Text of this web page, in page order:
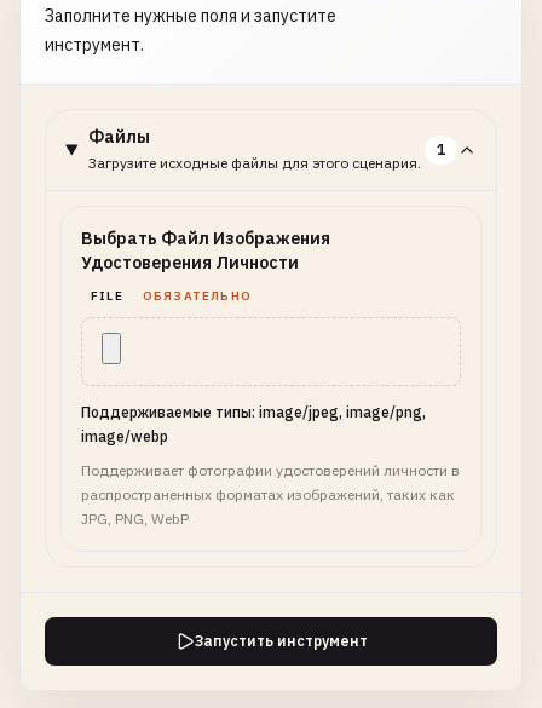
Заполните нужные поля и запустите
инструмент.
Файлы
Загрузите исходные файлы для этого сценария.
1
Выбрать Файл Изображения
Удостоверения Личности
FILE ОБЯЗАТЕЛЬНО
Поддерживаемые типы: image/jpeg, image/png,
image/webp
Поддерживает фотографии удостоверений личности в
распространенных форматах изображений, таких как
JPG, PNG, WebP
Запустить инструмент